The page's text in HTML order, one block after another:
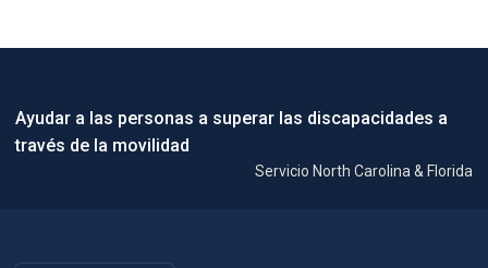
Ayudar a las personas a superar las discapacidades a
través de la movilidad
Servicio North Carolina & Florida